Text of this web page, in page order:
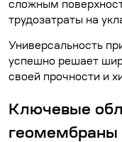
сложным
трудозатраты на
Универсальность
успешно решает
своей прочности и
Ключевые
геомембраны